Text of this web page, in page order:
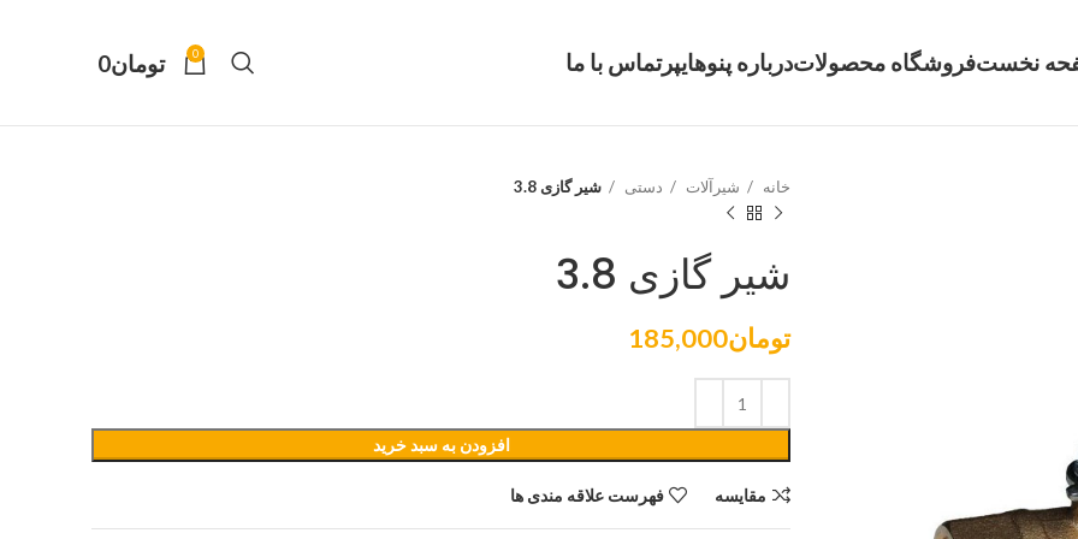
نخستفروشگاه محصولاتدرباره پنوهایپرتماس با ما 0 تومان0
خانه شیرآلات دستی شیر گازی 3.8
شیر گازی 3.8
تومان185,000
افزودن به سبد خرید
مقایسه فهرست علاقه مندی ها